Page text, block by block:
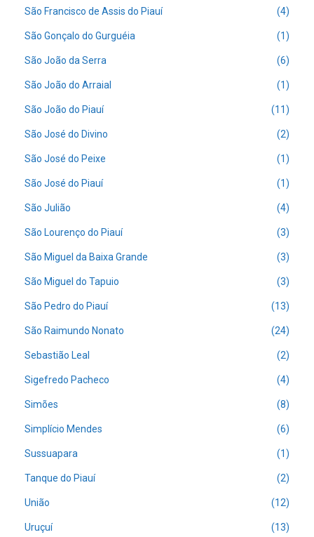
São Francisco de Assis do Piauí (4)
São Gonçalo do Gurguéia (1)
São João da Serra (6)
São João do Arraial (1)
São João do Piauí (11)
São José do Divino (2)
São José do Peixe (1)
São José do Piauí (1)
São Julião (4)
São Lourenço do Piauí (3)
São Miguel da Baixa Grande (3)
São Miguel do Tapuio (3)
São Pedro do Piauí (13)
São Raimundo Nonato (24)
Sebastião Leal (2)
Sigefredo Pacheco (4)
Simões (8)
Simplício Mendes (6)
Sussuapara (1)
Tanque do Piauí (2)
União (12)
Uruçuí (13)